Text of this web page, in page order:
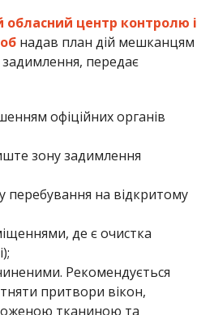
обласний центр контролю і
надав план дій мешканцям
задимлення, передає
офіційних органів
зону задимлення
перебування на відкритому
де є очистка
Рекомендується
притвори вікон,
тканиною та